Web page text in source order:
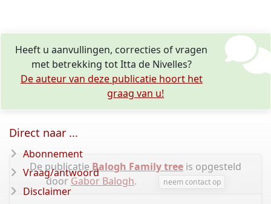
Heeft u aanvullingen, correcties of vragen
met betrekking tot Itta de Nivelles?
De auteur van deze publicatie hoort het
graag van u!
De publicatie Balogh Family tree is opgesteld
door Gabor Balogh. neem contact op
Direct naar ...
Abonnement
Vraag/antwoord
Disclaimer